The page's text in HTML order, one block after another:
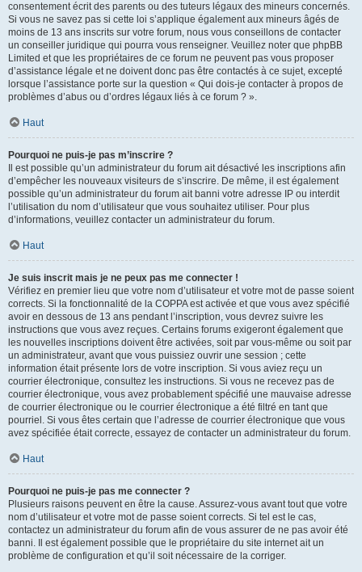
consentement écrit des parents ou des tuteurs légaux des mineurs concernés.
Si vous ne savez pas si cette loi s’applique également aux mineurs âgés de
moins de 13 ans inscrits sur votre forum, nous vous conseillons de contacter
un conseiller juridique qui pourra vous renseigner. Veuillez noter que phpBB
Limited et que les propriétaires de ce forum ne peuvent pas vous proposer
d’assistance légale et ne doivent donc pas être contactés à ce sujet, excepté
lorsque l’assistance porte sur la question « Qui dois-je contacter à propos de
problèmes d’abus ou d’ordres légaux liés à ce forum ? ».
Haut
Pourquoi ne puis-je pas m’inscrire ?
Il est possible qu’un administrateur du forum ait désactivé les inscriptions afin
d’empêcher les nouveaux visiteurs de s’inscrire. De même, il est également
possible qu’un administrateur du forum ait banni votre adresse IP ou interdit
l’utilisation du nom d’utilisateur que vous souhaitez utiliser. Pour plus
d’informations, veuillez contacter un administrateur du forum.
Haut
Je suis inscrit mais je ne peux pas me connecter !
Vérifiez en premier lieu que votre nom d’utilisateur et votre mot de passe soient
corrects. Si la fonctionnalité de la COPPA est activée et que vous avez spécifié
avoir en dessous de 13 ans pendant l’inscription, vous devrez suivre les
instructions que vous avez reçues. Certains forums exigeront également que
les nouvelles inscriptions doivent être activées, soit par vous-même ou soit par
un administrateur, avant que vous puissiez ouvrir une session ; cette
information était présente lors de votre inscription. Si vous aviez reçu un
courrier électronique, consultez les instructions. Si vous ne recevez pas de
courrier électronique, vous avez probablement spécifié une mauvaise adresse
de courrier électronique ou le courrier électronique a été filtré en tant que
pourriel. Si vous êtes certain que l’adresse de courrier électronique que vous
avez spécifiée était correcte, essayez de contacter un administrateur du forum.
Haut
Pourquoi ne puis-je pas me connecter ?
Plusieurs raisons peuvent en être la cause. Assurez-vous avant tout que votre
nom d’utilisateur et votre mot de passe soient corrects. Si tel est le cas,
contactez un administrateur du forum afin de vous assurer de ne pas avoir été
banni. Il est également possible que le propriétaire du site internet ait un
problème de configuration et qu’il soit nécessaire de la corriger.